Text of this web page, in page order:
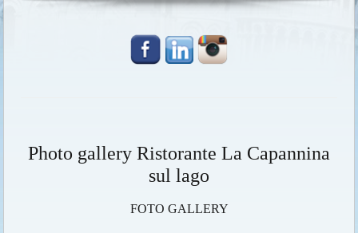
Photo gallery Ristorante La Capannina
sul lago
FOTO GALLERY